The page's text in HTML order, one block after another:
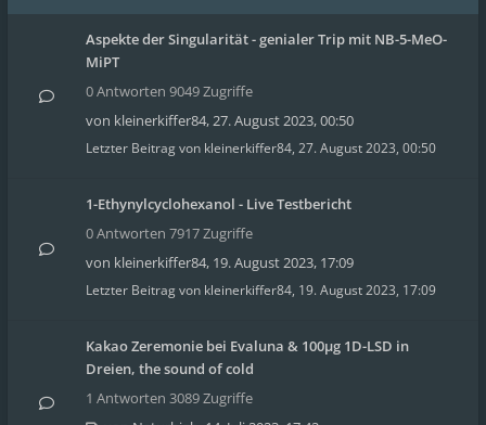
Aspekte der Singularität - genialer Trip mit NB-5-MeO-
MiPT
0 Antworten 9049 Zugriffe
von kleinerkiffer84,27. August 2023, 00:50
Letzter Beitrag von kleinerkiffer84, 27. August 2023, 00:50
1-Ethynylcyclohexanol - Live Testbericht
0 Antworten 7917 Zugriffe
von kleinerkiffer84, 19. August 2023, 17:09
Letzter Beitrag von kleinerkiffer84, 19. August 2023, 17:09
Kakao Zeremonie bei Evaluna & 100µg 1D-LSD in
Dreien, the sound of cold
1 Antworten 3089 Zugriffe